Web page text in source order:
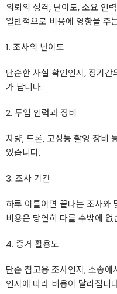
의뢰의 성격, 난이도, 소요 인
일반적으로 비용에 영향을 주
1. 조사의 난이도
단순한 사실 확인인지, 장기
가 납니다.
2. 투입 인력과 장비
차량, 드론, 고성능 촬영 장비
있습니다.
3. 조사 기간
하루 이틀이면 끝나는 조사와
비용은 당연히 다를 수밖에 없
4. 증거 활용도
단순 참고용 조사인지, 소송
인지에 따라 비용이 달라집니